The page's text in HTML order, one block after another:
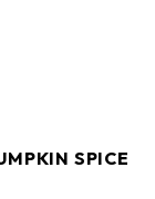
SPICE